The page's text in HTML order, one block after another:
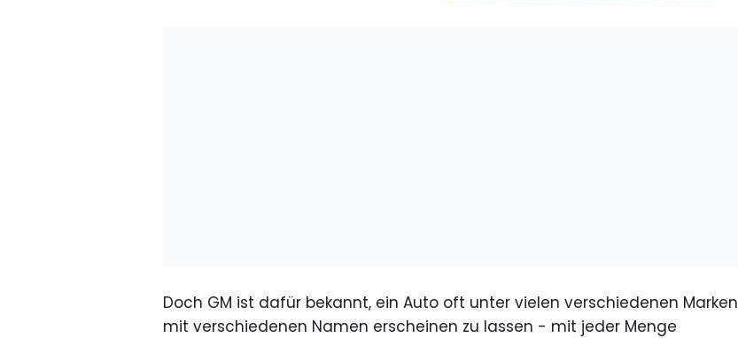
Doch GM ist dafür bekannt, ein Auto oft unter vielen verschiedenen Marken
mit verschiedenen Namen erscheinen zu lassen - mit jeder Menge